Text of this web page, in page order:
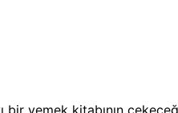
yemek kitabının